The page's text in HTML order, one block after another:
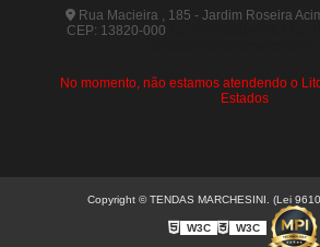
Rua Macieira , 185 - Jardim Roseira
CEP: 13820-000
No momento, não estamos atendendo o
Estados
Copyright © TENDAS MARCHESINI. (Lei
W3C W3C